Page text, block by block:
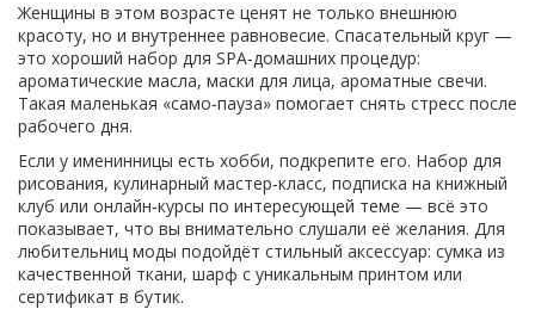
Женщины в этом возрасте ценят не только внешнюю
красоту, но и внутреннее равновесие. Спасательный круг —
это хороший набор для SPA‑домашних процедур:
ароматические масла, маски для лица, ароматные свечи.
Такая маленькая «само‑пауза» помогает снять стресс после
рабочего дня.
Если у именинницы есть хобби, подкрепите его. Набор для
рисования, кулинарный мастер‑класс, подписка на книжный
клуб или онлайн‑курсы по интересующей теме — всё это
показывает, что вы внимательно слушали её желания. Для
любительниц моды подойдёт стильный аксессуар: сумка из
качественной ткани, шарф с уникальным принтом или
сертификат в бутик.